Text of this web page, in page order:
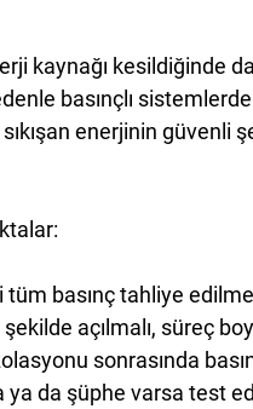
kaynağı kesildiğinde
basınçlı
enerjinin güvenli
tüm basınç tahliye
açılmalı, süreç
sonrasında
ya da şüphe varsa test